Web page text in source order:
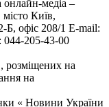
онлайн-медіа –
Київ,
офіс 208/1 E-mail:
044-205-43-00
розміщених на
на
« Новини України